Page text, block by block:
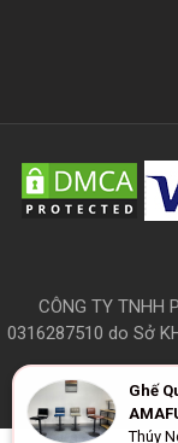
CÔNG TY TNHH
0316287510 do Sở
Ghế
Thúy